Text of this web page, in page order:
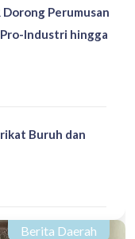
Dorong Perumusan
Industri hingga
Buruh dan
Berita Daerah